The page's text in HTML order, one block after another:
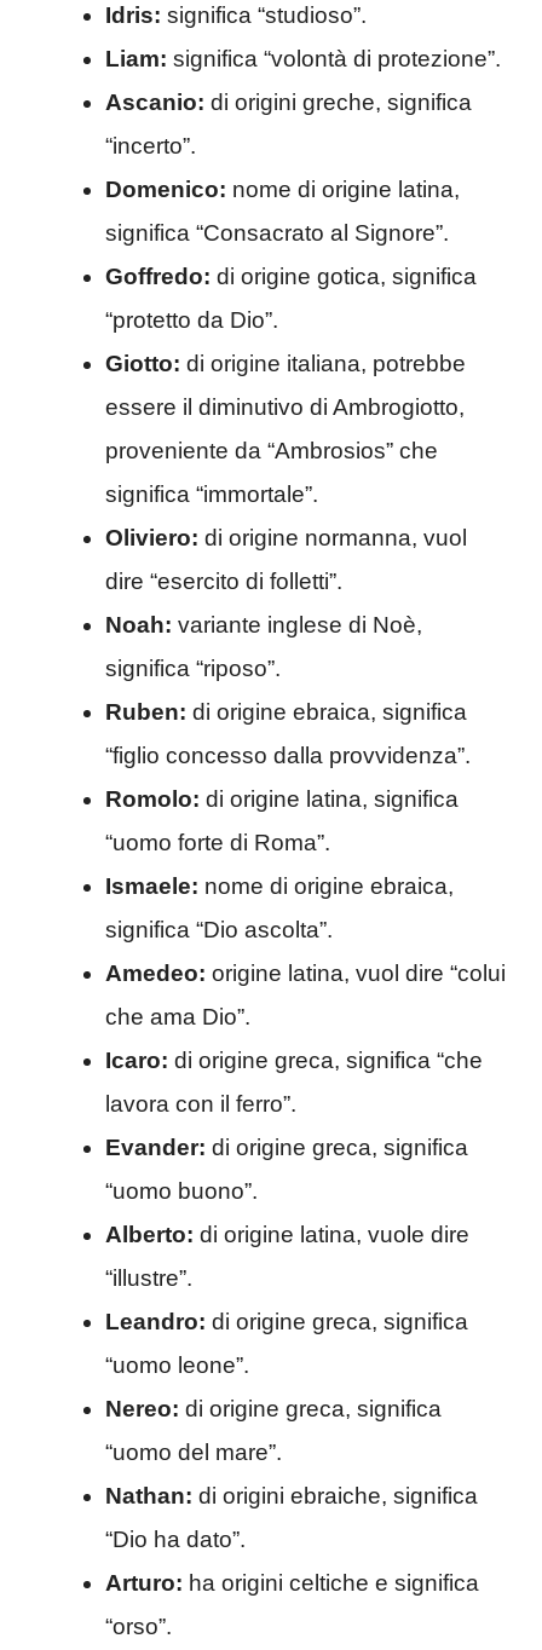
Idris: significa “studioso”.
Liam: significa “volontà di protezione”.
Ascanio: di origini greche, significa
“incerto”.
Domenico: nome di origine latina,
significa “Consacrato al Signore”.
Goffredo: di origine gotica, significa
“protetto da Dio”.
Giotto: di origine italiana, potrebbe
essere il diminutivo di Ambrogiotto,
proveniente da “Ambrosios” che
significa “immortale”.
Oliviero: di origine normanna, vuol
dire “esercito di folletti”.
Noah: variante inglese di Noè,
significa “riposo”.
Ruben: di origine ebraica, significa
“figlio concesso dalla provvidenza”.
Romolo: di origine latina, significa
“uomo forte di Roma”.
Ismaele: nome di origine ebraica,
significa “Dio ascolta”.
Amedeo: origine latina, vuol dire “colui
che ama Dio”.
Icaro: di origine greca, significa “che
lavora con il ferro”.
Evander: di origine greca, significa
“uomo buono”.
Alberto: di origine latina, vuole dire
“illustre”.
Leandro: di origine greca, significa
“uomo leone”.
Nereo: di origine greca, significa
“uomo del mare”.
Nathan: di origini ebraiche, significa
“Dio ha dato”.
Arturo: ha origini celtiche e significa
“orso”.